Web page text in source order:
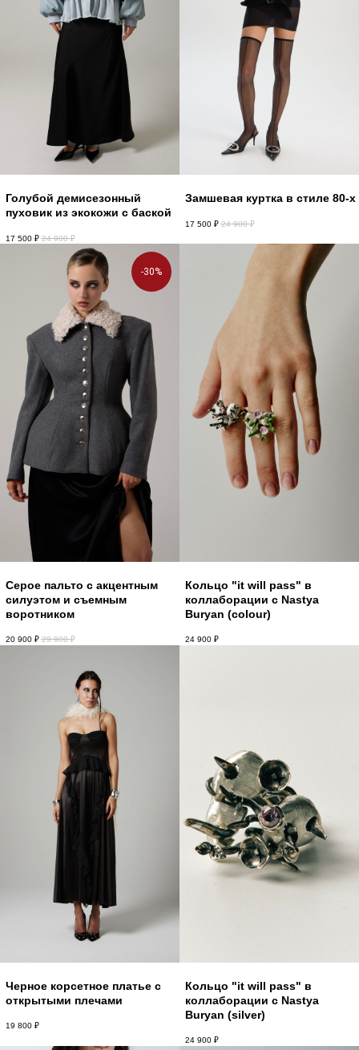
Голубой демисезонный
пуховик из экокожи с баской
17 500 ₽ 24 900 ₽
Замшевая куртка в стиле 80-х
17 500 ₽ 24 900 ₽
-30%
Серое пальто с акцентным
силуэтом и съемным
воротником
20 900 ₽ 29 900 ₽
Кольцо "it will pass" в
коллаборации с Nastya
Buryan (colour)
24 900 ₽
Черное корсетное платье с
открытыми плечами
19 800 ₽
Кольцо "it will pass" в
коллаборации с Nastya
Buryan (silver)
24 900 ₽